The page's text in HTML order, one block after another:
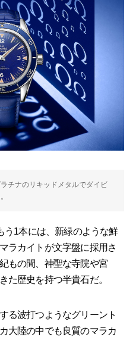
チナのリキッドメタルでダイビ
1本には、新緑のような鮮
ラカイトが文字盤に採用さ
もの間、神聖な寺院や宮
た歴史を持つ半貴石だ。
る波打つようなグリーント
大陸の中でも良質のマラカ